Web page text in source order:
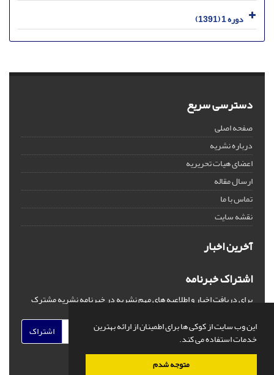
این وب سایت از کوکی ها برای اطمینان از ارائه بهترین
خدمات استفاده می کند.
متوجه شدم
دوره 1 (1391)
دسترسی سریع
صفحه اصلی
درباره نشریه
اعضای هیات تحریریه
ارسال مقاله
تماس با ما
نقشه سایت
آخرین اخبار
اشتراک خبرنامه
برای دریافت اخبار و اطلاعیه های مهم نشریه در خبرنامه نشریه مشترک
اشتراک